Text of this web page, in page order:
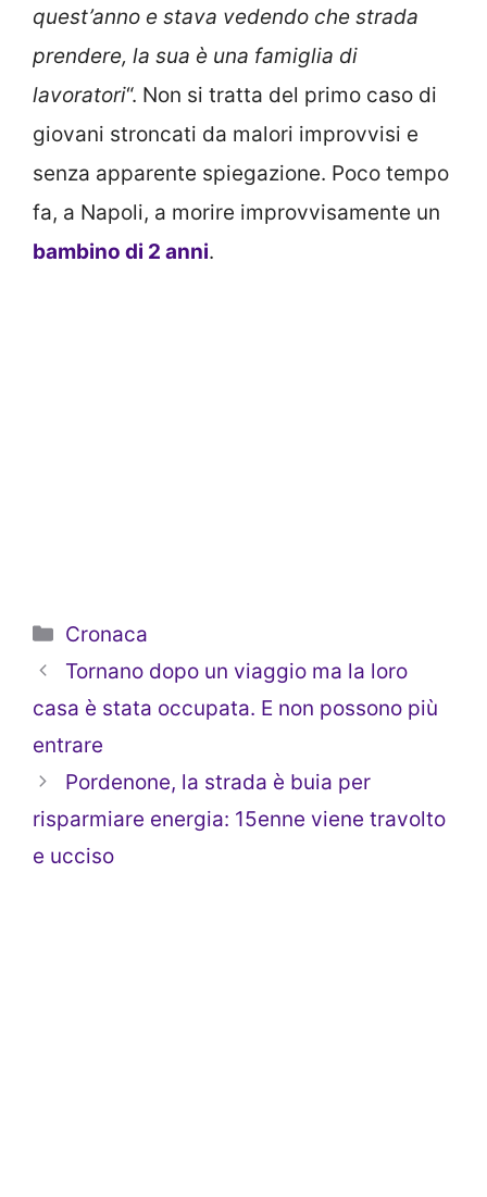
quest’anno e stava vedendo che strada
prendere, la sua è una famiglia di
lavoratori“. Non si tratta del primo caso di
giovani stroncati da malori improvvisi e
senza apparente spiegazione. Poco tempo
fa, a Napoli, a morire improvvisamente un
bambino di 2 anni.
Categorie
Cronaca
Tornano dopo un viaggio ma la loro
casa è stata occupata. E non possono più
entrare
Pordenone, la strada è buia per
risparmiare energia: 15enne viene travolto
e ucciso